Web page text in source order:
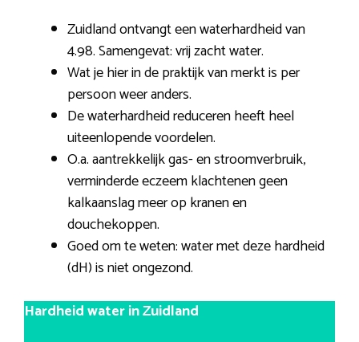
Zuidland ontvangt een waterhardheid van
4.98. Samengevat: vrij zacht water.
Wat je hier in de praktijk van merkt is per
persoon weer anders.
De waterhardheid reduceren heeft heel
uiteenlopende voordelen.
O.a. aantrekkelijk gas- en stroomverbruik,
verminderde eczeem klachtenen geen
kalkaanslag meer op kranen en
douchekoppen.
Goed om te weten: water met deze hardheid
(dH) is niet ongezond.
Hardheid water in Zuidland